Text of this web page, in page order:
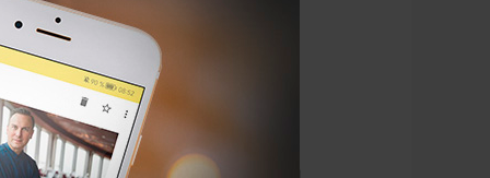
größere
Nachfrage bei